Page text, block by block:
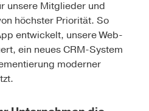
unsere Mitglieder und
höchster Priorität. So
entwickelt, unsere Web-
ein neues CRM-System
moderner